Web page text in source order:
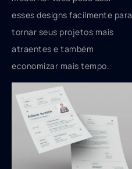
esses designs facilmente para
tornar seus projetos mais
atraentes e também
economizar mais tempo.